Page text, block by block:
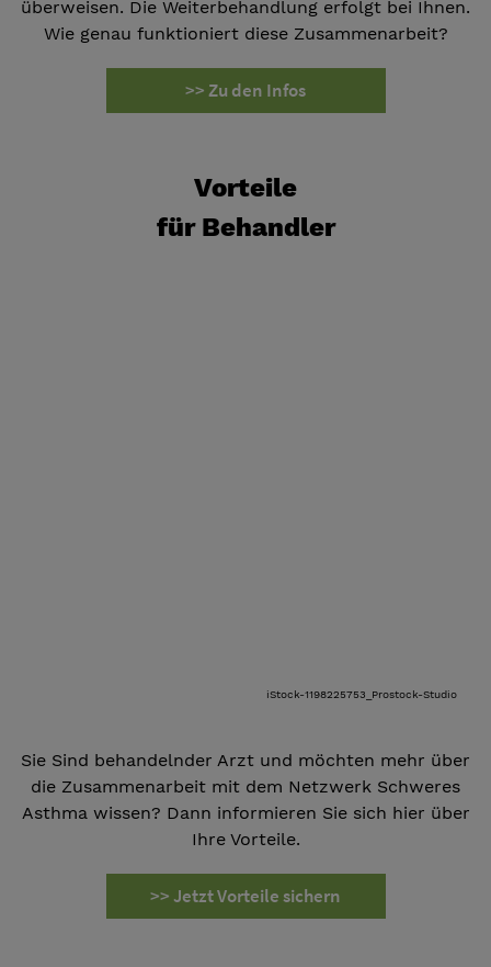
überweisen. Die Weiterbehandlung erfolgt bei Ihnen.
Wie genau funktioniert diese Zusammenarbeit?
>> Zu den Infos
Vorteile
für Behandler
iStock-1198225753_Prostock-Studio
Sie Sind behandelnder Arzt und möchten mehr über
die Zusammenarbeit mit dem Netzwerk Schweres
Asthma wissen? Dann informieren Sie sich hier über
Ihre Vorteile.
>> Jetzt Vorteile sichern